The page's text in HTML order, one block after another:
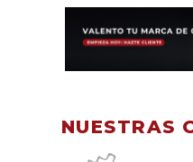
NUESTRAS